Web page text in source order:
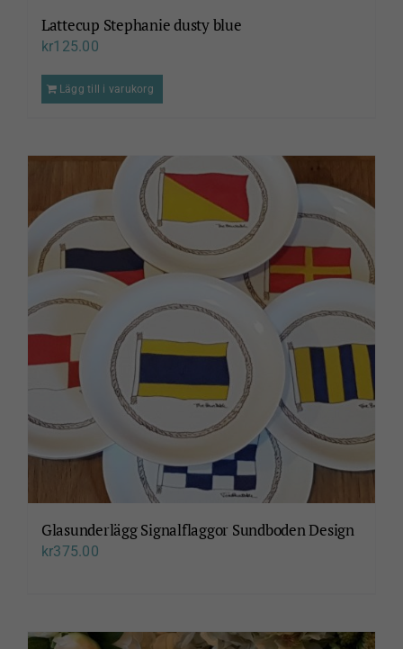
Lattecup Stephanie dusty blue
kr125.00
Lägg till i varukorg
Glasunderlägg Signalflaggor Sundboden Design
kr375.00